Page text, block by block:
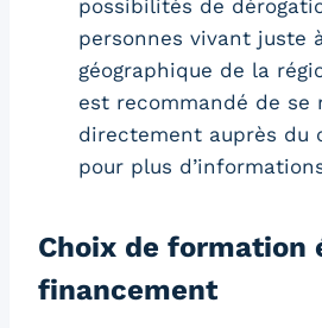
possibilités de
personnes vivant juste
géographique de la
est recommandé de se
directement auprès du
pour plus
Choix de formation
financement